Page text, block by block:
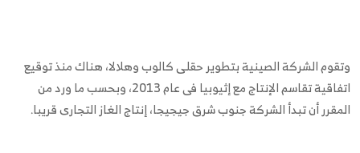
وتقوم الشركة الصينية بتطوير حقلى كالوب وهلالا، هناك منذ توقيع
اتفاقية تقاسم الإنتاج مع إثيوبيا فى عام 2013، وبحسب ما ورد من
المقرر أن تبدأ الشركة جنوب شرق جيجيجا، إنتاج الغاز التجارى قريبا.